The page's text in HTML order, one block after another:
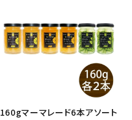
160gマーマレード6本アソート